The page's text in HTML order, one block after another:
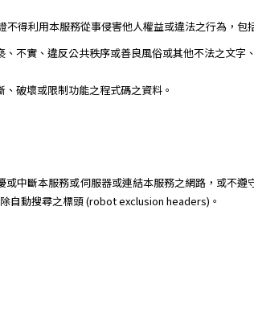
得利用本服務從事侵害他人權益或違法之行為，包
不實、違反公共秩序或善良風俗或其他不法之文字
破壞或限制功能之程式碼之資料。
中斷本服務或伺服器或連結本服務之網路，或不遵
自動搜尋之標頭 (robot exclusion headers)。